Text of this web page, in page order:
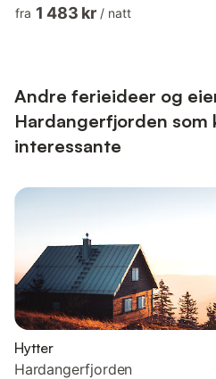
innredet. I stuen kan du nyte
fra 1 483 kr / natt
Andre ferieideer og
Hardangerfjorden som
interessante
Hytter
Hardangerfjorden